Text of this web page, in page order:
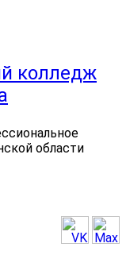
колледж
области